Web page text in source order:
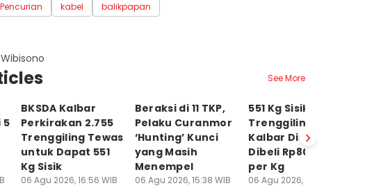
Pencurian kabel balikpapan
See More
5
BKSDA Kalbar
Perkirakan 2.755
Trenggiling Tewas
untuk Dapat 551
Kg Sisik
06 Agu 2026, 16:56 WIB
Beraksi di 11 TKP,
Pelaku Curanmor
‘Hunting’ Kunci
yang Masih
Menempel
06 Agu 2026, 15:38 WIB
551 Kg Sisik
Trenggiling dari
Kalbar Disita,
Dibeli Rp800 Ribu
per Kg
06 Agu 2026, 13:29 WIB